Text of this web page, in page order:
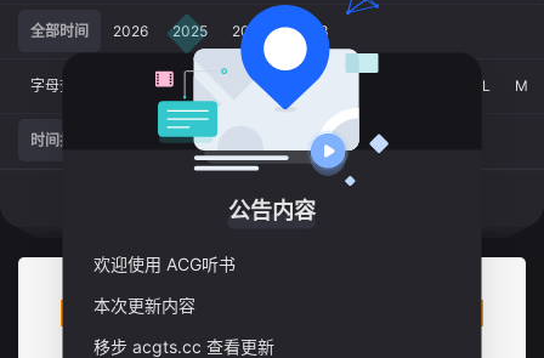
全部时间 2026 2025 2024 2023
字母查找 B E G L M
时间排序 人气排序 评分排序
资源库为你选出0部资源
公告内容
欢迎使用 ACG听书
本次更新内容
移步 acgts.cc 查看更新